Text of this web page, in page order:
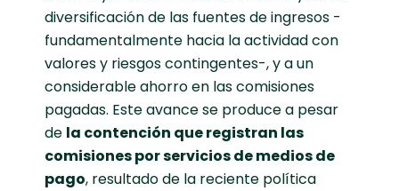
diversificación de las fuentes de ingresos -
fundamentalmente hacia la actividad con
valores y riesgos contingentes-, y a un
considerable ahorro en las comisiones
pagadas. Este avance se produce a pesar
de la contención que registran las
comisiones por servicios de medios de
pago, resultado de la reciente política